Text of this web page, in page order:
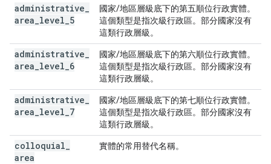
administrative
area level 5
國家/地區層級底下的第五順位行政實體。
這個類型是指次級行政區。部分國家沒有
這類行政層級。
administrative
area level 6
國家/地區層級底下的第六順位行政實體。
這個類型是指次級行政區。部分國家沒有
這類行政層級。
administrative
area level 7
國家/地區層級底下的第七順位行政實體。
這個類型是指次級行政區。部分國家沒有
這類行政層級。
colloquial
area
實體的常用替代名稱。